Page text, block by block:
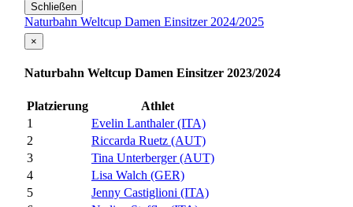
Schließen
Naturbahn Weltcup Damen Einsitzer 2024/2025
×
Naturbahn Weltcup Damen Einsitzer 2023/2024
Platzierung
Athlet
1
Evelin Lanthaler (ITA)
2
Riccarda Ruetz (AUT)
3
Tina Unterberger (AUT)
4
Lisa Walch (GER)
5
Jenny Castiglioni (ITA)